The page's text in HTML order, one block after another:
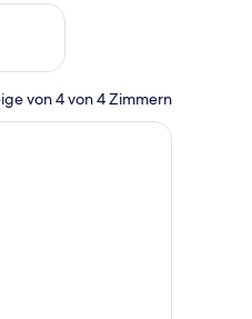
nächstes Wochenende, Aug.
von 4 von 4 Zimmern
bezogenes Bett mit weißen